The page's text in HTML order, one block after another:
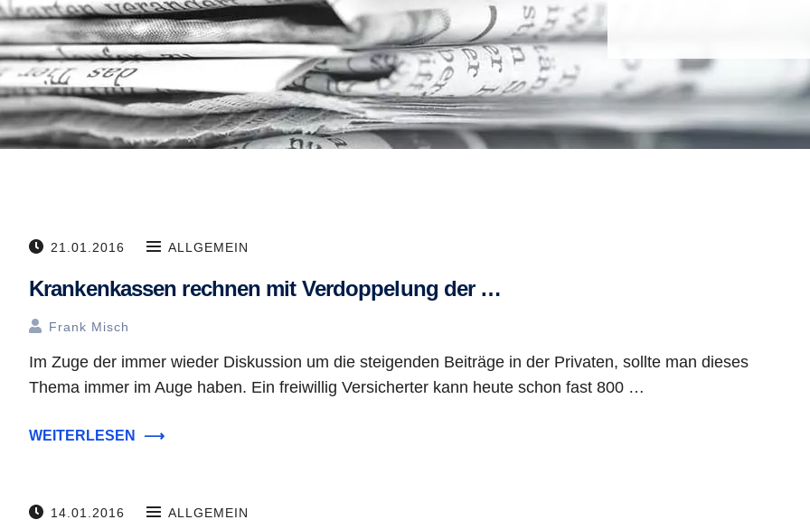
21.01.2016 ALLGEMEIN
Krankenkassen rechnen mit Verdoppelung der …
Frank Misch
Im Zuge der immer wieder Diskussion um die steigenden Beiträge in der Privaten, sollte man dieses
Thema immer im Auge haben. Ein freiwillig Versicherter kann heute schon fast 800 …
WEITERLESEN ⟶
14.01.2016 ALLGEMEIN